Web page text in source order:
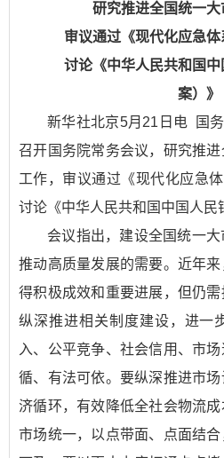
研究推进全国统一
审议通过《现代化应急体
讨论《中华人民共和国
案）》
新华社北京5月21日电 国
召开国务院常务会议，研究推
工作，审议通过《现代化应急体
讨论《中华人民共和国中国人民
会议指出，建设全国统一大
推动高质量发展的需要。近年
得积极成效和重要进展，但仍
纵深推进相关制度建设，进一
入、公平竞争、社会信用、市
循、有法可依。要纵深推进市
济循环，有效降低全社会物流
市场统一，以点带面、点面结